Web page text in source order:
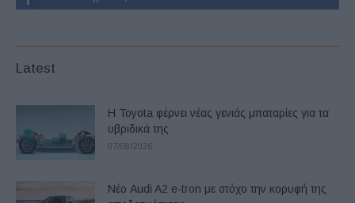
Latest
Η Toyota φέρνει νέας γενιάς μπαταρίες για τα
υβριδικά της
07/08/2026
Νέο Audi A2 e-tron με στόχο την κορυφή της